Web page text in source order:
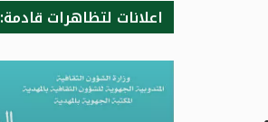
اعلانات لتظاهرات قادمة: